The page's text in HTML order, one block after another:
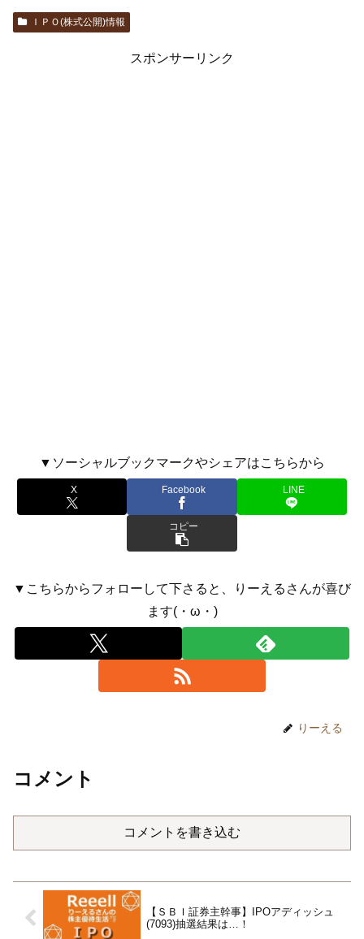
ＩＰＯ(株式公開)情報
スポンサーリンク
▼ソーシャルブックマークやシェアはこちらから
X Facebook LINE
コピー
▼こちらからフォローして下さると、りーえるさんが喜び
ます(・ω・)
りーえる
コメント
コメントを書き込む
【ＳＢＩ証券主幹事】IPOアディッシュ
(7093)抽選結果は…！